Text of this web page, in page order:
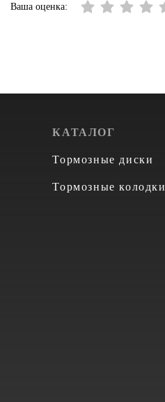
Ваша оценка:
КАТАЛОГ
Тормозные диски
Тормозные колодки